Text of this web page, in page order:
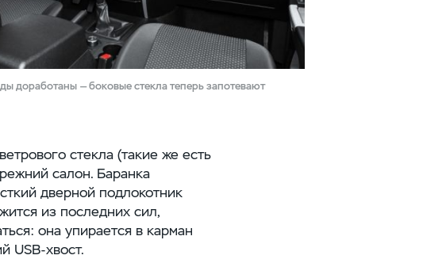
доработаны — боковые стекла теперь запотевают
стекла (такие же есть
салон. Баранка
дверной подлокотник
из последних сил,
она упирается в карман
USB-хвост.